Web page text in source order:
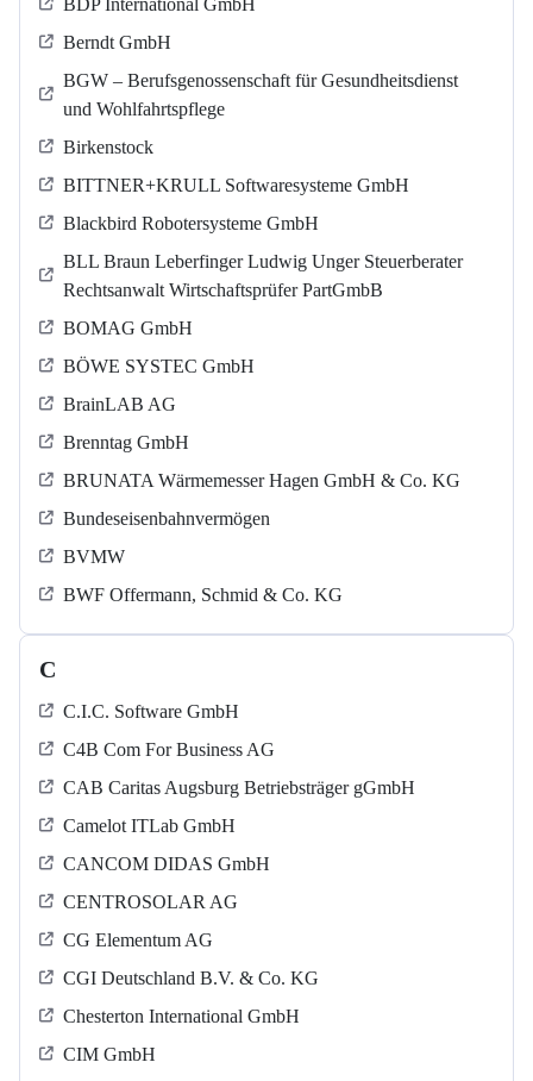
BDP International GmbH
Berndt GmbH
BGW – Berufsgenossenschaft für Gesundheitsdienst
und Wohlfahrtspflege
Birkenstock
BITTNER+KRULL Softwaresysteme GmbH
Blackbird Robotersysteme GmbH
BLL Braun Leberfinger Ludwig Unger Steuerberater
Rechtsanwalt Wirtschaftsprüfer PartGmbB
BOMAG GmbH
BÖWE SYSTEC GmbH
BrainLAB AG
Brenntag GmbH
BRUNATA Wärmemesser Hagen GmbH & Co. KG
Bundeseisenbahnvermögen
BVMW
BWF Offermann, Schmid & Co. KG
C
C.I.C. Software GmbH
C4B Com For Business AG
CAB Caritas Augsburg Betriebsträger gGmbH
Camelot ITLab GmbH
CANCOM DIDAS GmbH
CENTROSOLAR AG
CG Elementum AG
CGI Deutschland B.V. & Co. KG
Chesterton International GmbH
CIM GmbH